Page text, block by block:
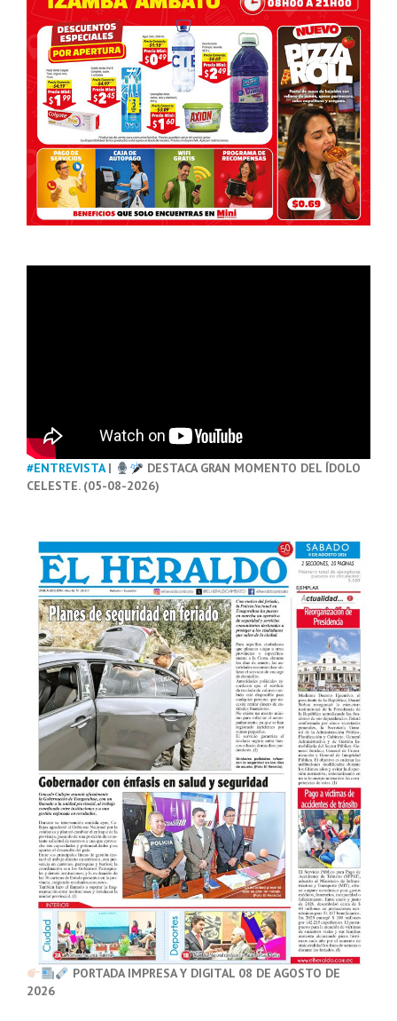
#ENTREVISTA|
DESTACA GRAN MOMENTO DEL ÍDOLO
CELESTE. (05-08-2026)
PORTADA IMPRESA Y DIGITAL 08 DE AGOSTO DE
2026